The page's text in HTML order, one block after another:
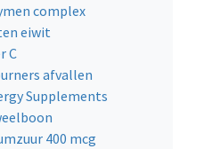
complex
eiwit
C
afvallen
Supplements
400 mcg